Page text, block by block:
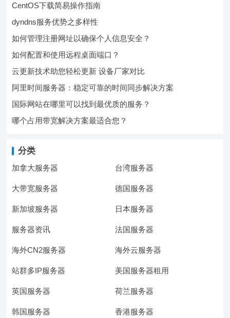
CentOS下载简易操作指南
dyndns服务优势之多样性
如何管理注册网址以确保个人信息安全？
如何配置和使用远程桌面端口？
云更新技术助您轻松更新 设备厂家对比
阿里时间服务器：稳定可靠的时间同步解决方案
国际网站在哪里可以找到最优质的服务？
哪个占用带宽解决方案最适合您？
分类
加拿大服务器 台湾服务器
大带宽服务器 德国服务器
新加坡服务器 日本服务器
服务器资讯 法国服务器
海外CN2服务器 海外云服务器
站群多IP服务器 美国服务器租用
英国服务器 荷兰服务器
韩国服务器 香港服务器